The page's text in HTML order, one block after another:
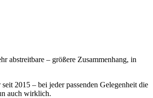
abstreitbare – größere Zusammenhang, in
2015 – bei jeder passenden Gelegenheit die
auch wirklich.